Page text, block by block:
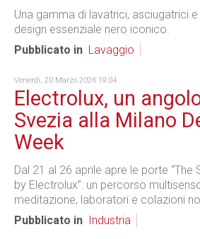
Una gamma di lavatrici, asciugatrici
design essenziale nero iconico.
Pubblicato in Lavaggio
Venerdì, 20 Marzo 2026 19:04
Electrolux, un
Svezia alla Milano
Week
Dal 21 al 26 aprile apre le porte “The
by Electrolux”: un percorso
meditazione, laboratori e colazioni
Pubblicato in
Industria